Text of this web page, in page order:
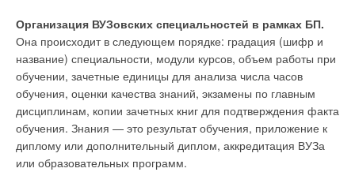
Организация ВУЗовских специальностей в рамках БП.
Она происходит в следующем порядке: градация (шифр и
название) специальности, модули курсов, объем работы при
обучении, зачетные единицы для анализа числа часов
обучения, оценки качества знаний, экзамены по главным
дисциплинам, копии зачетных книг для подтверждения факта
обучения. Знания — это результат обучения, приложение к
диплому или дополнительный диплом, аккредитация ВУЗа
или образовательных программ.